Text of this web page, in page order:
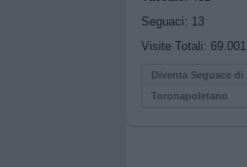
Seguaci: 13
Visite Totali: 69.001
Diventa Seguace di
Toronapoletano